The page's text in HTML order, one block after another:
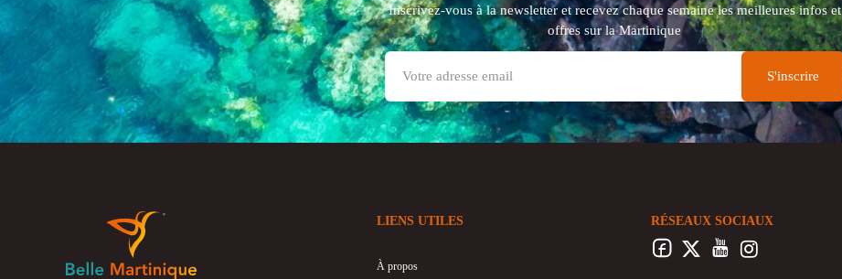
Inscrivez-vous à la newsletter et recevez chaque semaine les meilleures infos et
offres sur la Martinique
LIENS UTILES
À propos
RÉSEAUX SOCIAUX